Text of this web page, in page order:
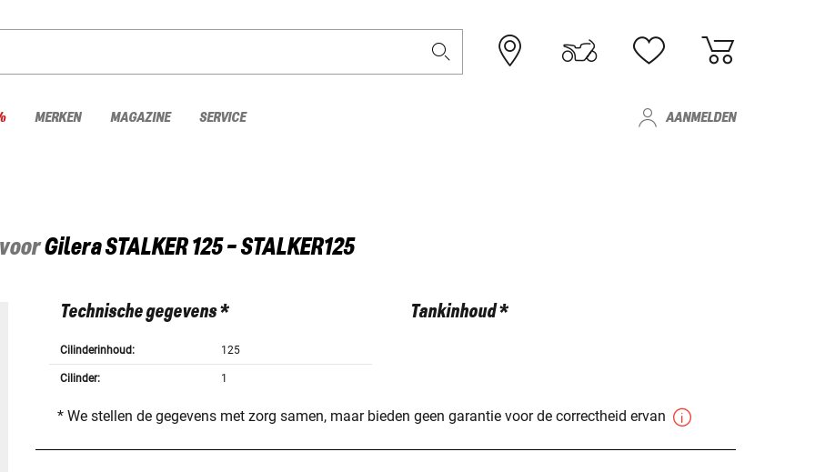
MERKEN MAGAZINE SERVICE AANMELDEN
GileraSTALKER 125 - STALKER125
Technische gegevens *
Cilinderinhoud: 125
Cilinder: 1
Tankinhoud *
* We stellen de gegevens met zorg samen, maar bieden geen garantie voor de correctheid ervan